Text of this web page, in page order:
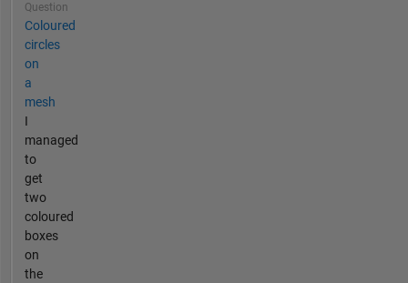
Question
Coloured
circles
on
a
mesh
I
managed
to
get
two
coloured
boxes
on
the